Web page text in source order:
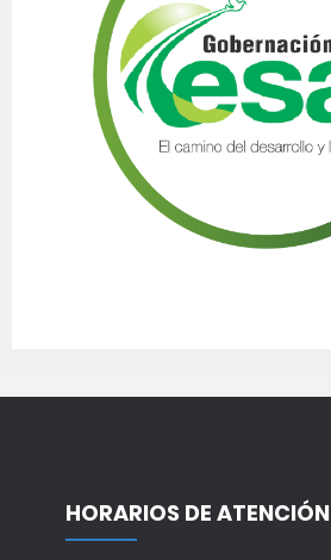
HORARIOS DE ATENCIÓN